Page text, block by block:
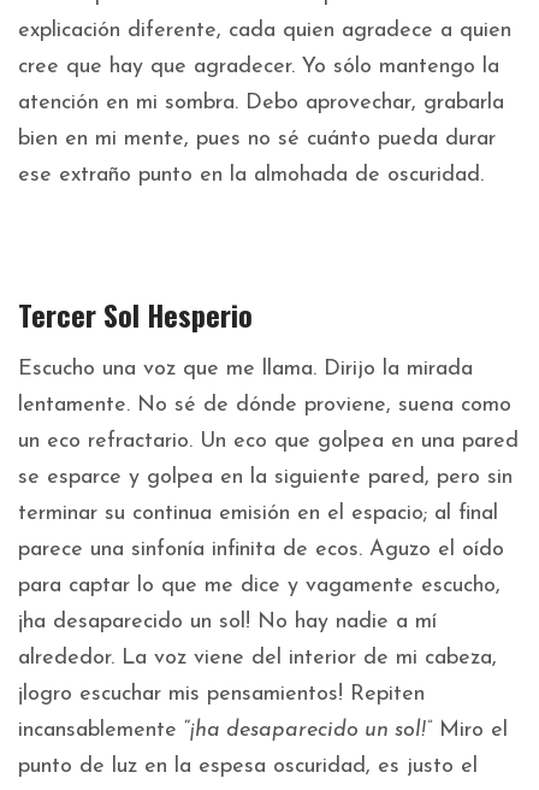
explicación diferente, cada quien agradece a quien
cree que hay que agradecer. Yo sólo mantengo la
atención en mi sombra. Debo aprovechar, grabarla
bien en mi mente, pues no sé cuánto pueda durar
ese extraño punto en la almohada de oscuridad.
Tercer Sol Hesperio
Escucho una voz que me llama. Dirijo la mirada
lentamente. No sé de dónde proviene, suena como
un eco refractario. Un eco que golpea en una pared
se esparce y golpea en la siguiente pared, pero sin
terminar su continua emisión en el espacio; al final
parece una sinfonía infinita de ecos. Aguzo el oído
para captar lo que me dice y vagamente escucho,
¡ha desaparecido un sol! No hay nadie a mí
alrededor. La voz viene del interior de mi cabeza,
¡logro escuchar mis pensamientos! Repiten
incansablemente “¡ha desaparecido un sol!”
Miro el
punto de luz en la espesa oscuridad, es justo el